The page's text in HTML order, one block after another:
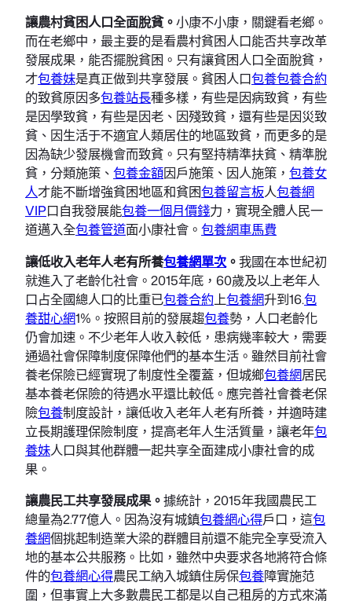
讓農村貧困人口全面脫貧。小康不小康，關鍵看老鄉。
而在老鄉中，最主要的是看農村貧困人口能否共享改革
發展成果，能否擺脫貧困。只有讓貧困人口全面脫貧，
才包養妹是真正做到共享發展。貧困人口包養包養合約
的致貧原因多包養站長種多樣，有些是因病致貧，有些
是因學致貧，有些是因老、因殘致貧，還有些是因災致
貧、因生活于不適宜人類居住的地區致貧，而更多的是
因為缺少發展機會而致貧。只有堅持精準扶貧、精準脫
貧，分類施策、 包養金額因戶施策、因人施策， 包養女
人才能不斷增強貧困地區和貧困包養留言板人包養網
VIP口自我發展能包養一個月價錢力，實現全體人民一
道邁入全包養管道面小康社會。 包養網車馬費
讓低收入老年人老有所養包養網單次 。我國在本世紀初
就進入了老齡化社會。2015年底，60歲及以上老年人
口占全國總人口的比重已包養合約 上包養網升到16.包
養甜心網1%。按照目前的發展趨包養勢，人口老齡化
仍會加速。不少老年人收入較低，患病幾率較大，需要
通過社會保障制度保障他們的基本生活。雖然目前社會
養老保險已經實現了制度性全覆蓋，但城鄉包養網居民
基本養老保險的待遇水平還比較低。應完善社會養老保
險包養制度設計，讓低收入老年人老有所養，并適時建
立長期護理保險制度，提高老年人生活質量，讓老年包
養妹人口與其他群體一起共享全面建成小康社會的成
果。
讓農民工共享發展成果。據統計，2015年我國農民工
總量為2.77億人。因為沒有城鎮包養網心得戶口，這包
養網個挑起制造業大梁的群體目前還不能完全享受流入
地的基本公共服務。比如，雖然中央要求各地將符合條
件的包養網心得農民工納入城鎮住房保包養障實施范
圍，但事實上大多數農民工都是以自己租房的方式來滿